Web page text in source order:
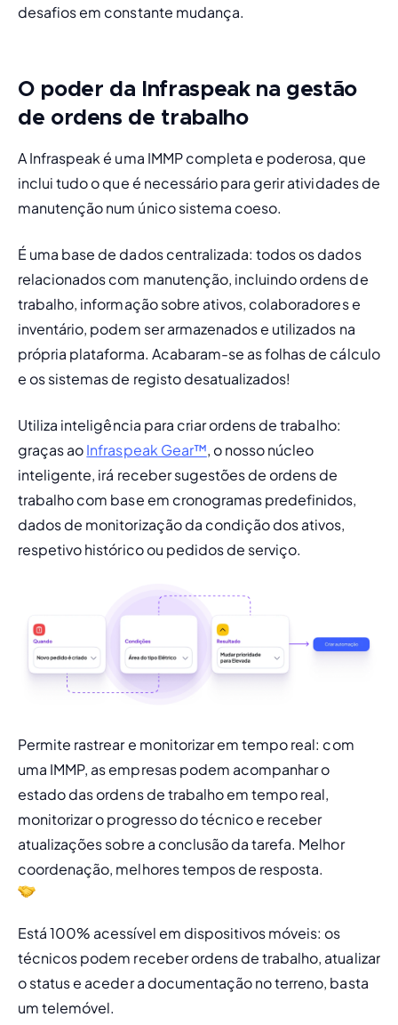
desafios em constante mudança.
O poder da Infraspeak na gestão
de ordens de trabalho
A Infraspeak é uma IMMP completa e poderosa, que
inclui tudo o que é necessário para gerir atividades de
manutenção num único sistema coeso.
É uma base de dados centralizada: todos os dados
relacionados com manutenção, incluindo ordens de
trabalho, informação sobre ativos, colaboradores e
inventário, podem ser armazenados e utilizados na
própria plataforma. Acabaram-se as folhas de cálculo
e os sistemas de registo desatualizados!
Utiliza inteligência para criar ordens de trabalho:
graças ao Infraspeak Gear™, o nosso núcleo
inteligente, irá receber sugestões de ordens de
trabalho com base em cronogramas predefinidos,
dados de monitorização da condição dos ativos,
respetivo histórico ou pedidos de serviço.
Permite rastrear e monitorizar em tempo real: com
uma IMMP, as empresas podem acompanhar o
estado das ordens de trabalho em tempo real,
monitorizar o progresso do técnico e receber
atualizações sobre a conclusão da tarefa. Melhor
coordenação, melhores tempos de resposta.
Está 100% acessível em dispositivos móveis: os
técnicos podem receber ordens de trabalho, atualizar
o status e aceder a documentação no terreno, basta
um telemóvel.